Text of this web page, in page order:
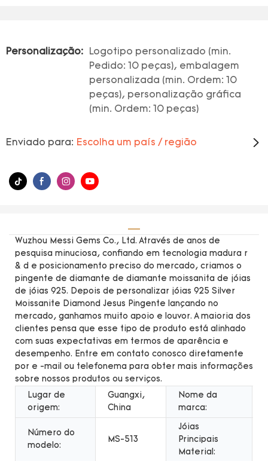
Personalização:
Logotipo personalizado (min.
Pedido: 10 peças), embalagem
personalizada (min. Ordem: 10
peças), personalização gráfica
(min. Ordem: 10 peças)
Enviado para: Escolha um país / região
Wuzhou Messi Gems Co., Ltd. Através de anos de
pesquisa minuciosa, confiando em tecnologia madura r
& d e posicionamento preciso do mercado, criamos o
pingente de diamante de diamante moissanita de jóias
de jóias 925. Depois de personalizar jóias 925 Silver
Moissanite Diamond Jesus Pingente lançando no
mercado, ganhamos muito apoio e louvor. A maioria dos
clientes pensa que esse tipo de produto está alinhado
com suas expectativas em termos de aparência e
desempenho. Entre em contato conosco diretamente
por e -mail ou telefonema para obter mais informações
sobre nossos produtos ou serviços.
Lugar de
origem:
Guangxi,
China
Nome da
marca:
Número do
modelo:
MS-513
Jóias
Principais
Material: